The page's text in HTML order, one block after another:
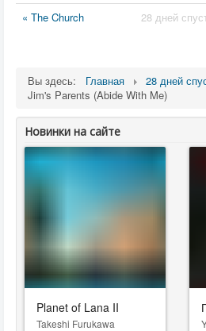
« The Church 28 дней
Вы здесь: Главная 28 дней
Jim's Parents (Abide With Me)
Новинки на сайте
Planet of Lana II
Takeshi Furukawa